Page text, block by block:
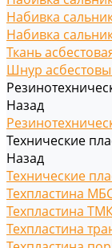
Набивка
Набивка
Ткань
Шнур
Назад
Технические
Назад
Технические
Техпластина
Техпластина
Техпластина